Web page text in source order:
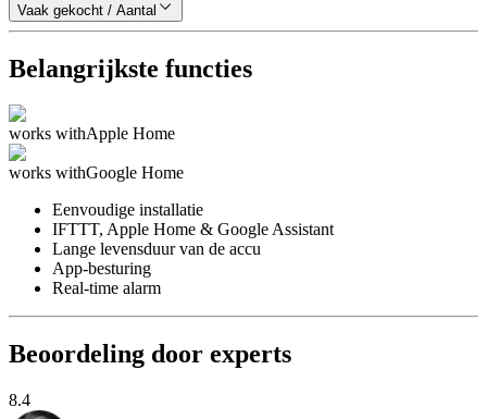
Vaak gekocht / Aantal
Belangrijkste functies
works withApple Home
works withGoogle Home
Eenvoudige installatie
IFTTT, Apple Home & Google Assistant
Lange levensduur van de accu
App-besturing
Real-time alarm
Beoordeling door experts
8.4